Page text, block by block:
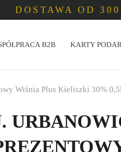
DOSTAWA OD
B2B KARTY
Wiśnia Plus Kieliszki 30% 0,5l